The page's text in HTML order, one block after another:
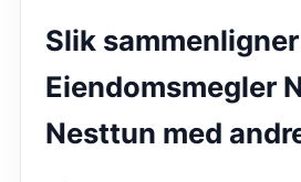
Slik
Eiendomsmegler
Nesttun med